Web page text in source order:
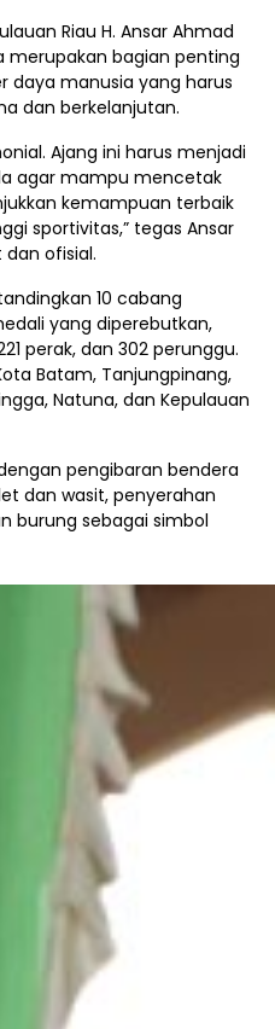
Riau H. Ansar Ahmad
merupakan bagian penting
daya manusia yang harus
dan berkelanjutan.
Ajang ini harus menjadi
agar mampu mencetak
kemampuan terbaik
sportivitas,” tegas Ansar
ofisial.
10 cabang
yang diperebutkan,
perak, dan 302 perunggu.
Batam, Tanjungpinang,
Natuna, dan Kepulauan
pengibaran bendera
dan wasit, penyerahan
burung sebagai simbol